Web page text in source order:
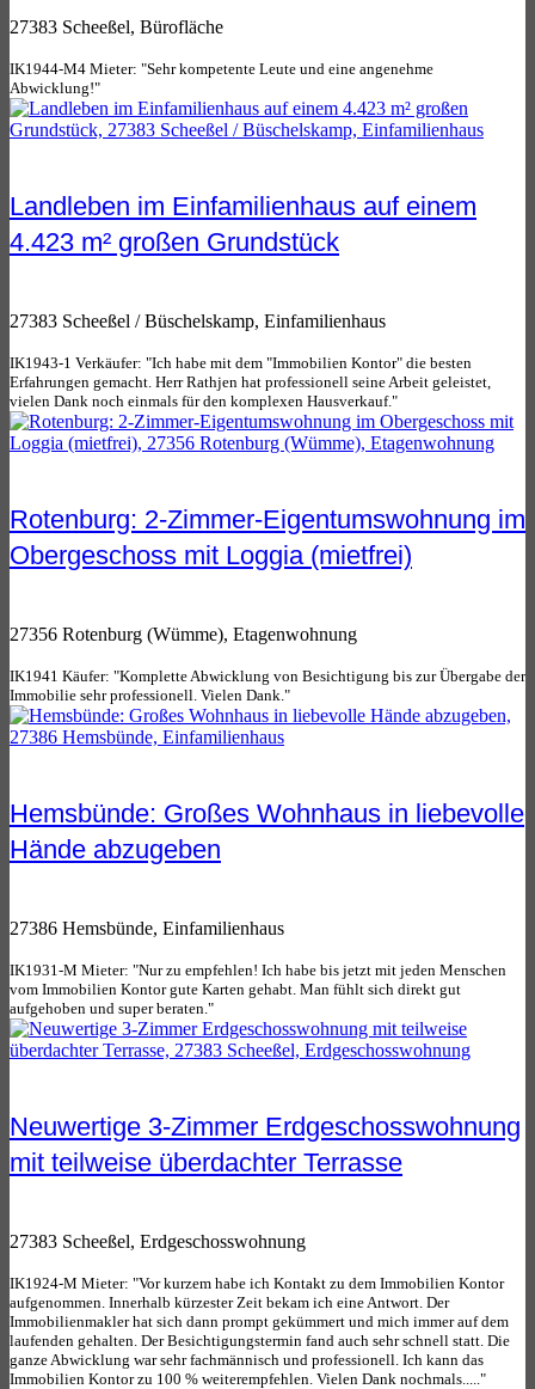
27383 Scheeßel, Bürofläche
IK1944-M4 Mieter: "Sehr kompetente Leute und eine angenehme
Abwicklung!"
Landleben im Einfamilienhaus auf einem
4.423 m² großen Grundstück
27383 Scheeßel / Büschelskamp, Einfamilienhaus
IK1943-1 Verkäufer: "Ich habe mit dem "Immobilien Kontor" die besten
Erfahrungen gemacht. Herr Rathjen hat professionell seine Arbeit geleistet,
vielen Dank noch einmals für den komplexen Hausverkauf."
Rotenburg: 2-Zimmer-Eigentumswohnung im
Obergeschoss mit Loggia (mietfrei)
27356 Rotenburg (Wümme), Etagenwohnung
IK1941 Käufer: "Komplette Abwicklung von Besichtigung bis zur Übergabe der
Immobilie sehr professionell. Vielen Dank."
Hemsbünde: Großes Wohnhaus in liebevolle
Hände abzugeben
27386 Hemsbünde, Einfamilienhaus
IK1931-M Mieter: "Nur zu empfehlen! Ich habe bis jetzt mit jeden Menschen
vom Immobilien Kontor gute Karten gehabt. Man fühlt sich direkt gut
aufgehoben und super beraten."
Neuwertige 3-Zimmer Erdgeschosswohnung
mit teilweise überdachter Terrasse
27383 Scheeßel, Erdgeschosswohnung
IK1924-M Mieter: "Vor kurzem habe ich Kontakt zu dem Immobilien Kontor
aufgenommen. Innerhalb kürzester Zeit bekam ich eine Antwort. Der
Immobilienmakler hat sich dann prompt gekümmert und mich immer auf dem
laufenden gehalten. Der Besichtigungstermin fand auch sehr schnell statt. Die
ganze Abwicklung war sehr fachmännisch und professionell. Ich kann das
Immobilien Kontor zu 100 % weiterempfehlen. Vielen Dank nochmals....."